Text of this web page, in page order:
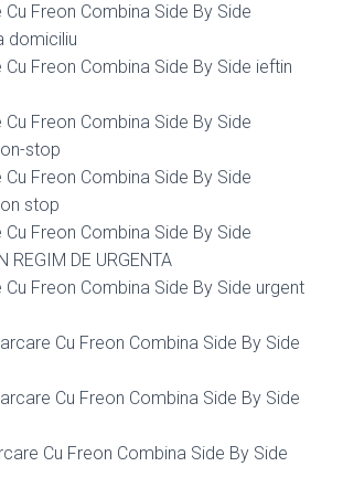
Freon Combina Side By Side
domiciliu
Freon Combina Side By Side ieftin
Freon Combina Side By Side
stop
Freon Combina Side By Side
stop
Freon Combina Side By Side
REGIM DE URGENTA
Cu Freon Combina Side By Side urgent
Cu Freon Combina Side By Side
Cu Freon Combina Side By Side
Cu Freon Combina Side By Side